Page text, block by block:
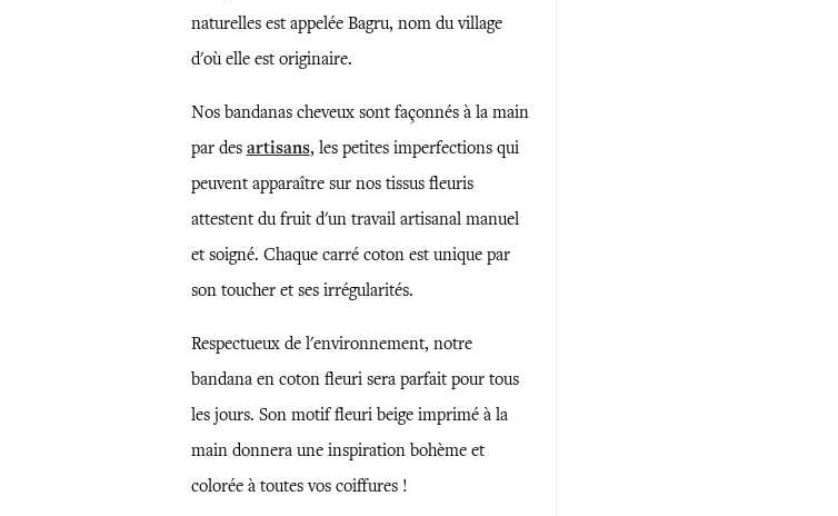
naturelles est appelée Bagru, nom du village
d'où elle est originaire.
Nos bandanas cheveux sont façonnés à la main
par des artisans, les petites imperfections qui
peuvent apparaître sur nos tissus fleuris
attestent du fruit d'un travail artisanal manuel
et soigné. Chaque carré coton est unique par
son toucher et ses irrégularités.
Respectueux de l'environnement, notre
bandana en coton fleuri sera parfait pour tous
les jours. Son motif fleuri beige imprimé à la
main donnera une inspiration bohème et
colorée à toutes vos coiffures !